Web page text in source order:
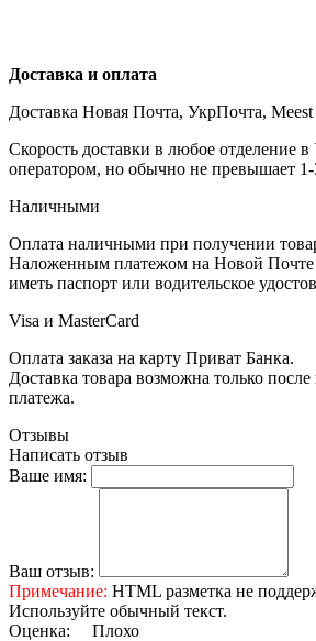
Доставка и оплата
Доставка Новая Почта, УкрПочта, Meest
Скорость доставки в любое отделение
оператором, но обычно не превышает
Наличными
Оплата наличными при получении
Наложенным платежом на Новой Почте
иметь паспорт или водительское
Visa и MasterCard
Оплата заказа на карту Приват Банка.
Доставка товара возможна только
платежа.
Отзывы
Написать отзыв
Ваше имя:
Ваш отзыв:
Примечание: HTML разметка не
Используйте обычный текст.
Оценка: Плохо